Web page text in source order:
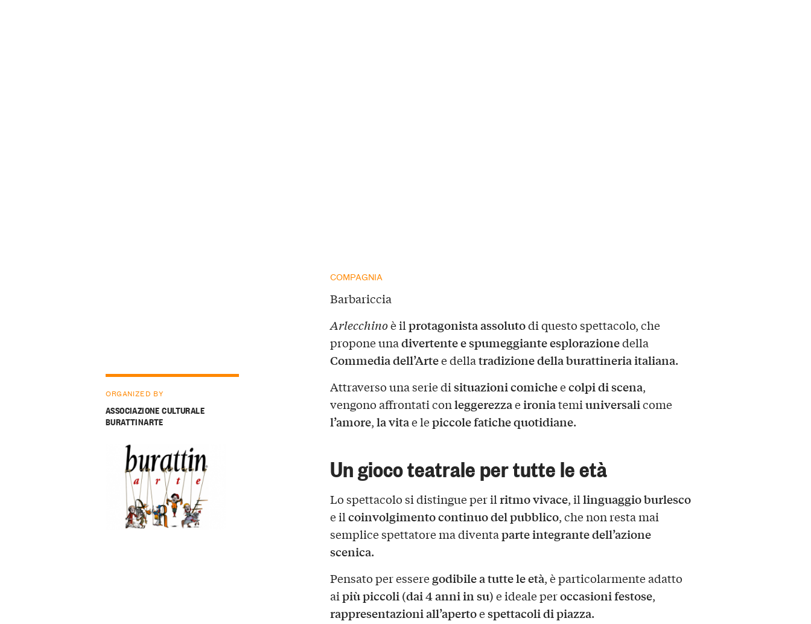
COMPAGNIA
Barbariccia
Arlecchinoè ilprotagonista assolutodi questo spettacolo, che
propone unadivertente e spumeggiante esplorazionedella
Commedia dell’Artee dellatradizione della burattineria italiana.
Attraverso una serie disituazioni comicheecolpi di scena,
vengono affrontati conleggerezzaeironiatemiuniversalicome
l’amore,la vitae lepiccole fatiche quotidiane.
Un gioco teatrale per tutte le età
Lo spettacolo si distingue per ilritmo vivace, illinguaggio burlesco
e ilcoinvolgimento continuo del pubblico, che non resta mai
semplice spettatore ma diventaparte integrante dell’azione
scenica.
Pensato per esseregodibile a tutte le età, è particolarmente adatto
aipiù piccoli (dai 4 anni in su)e ideale peroccasioni festose,
rappresentazioni all’apertoespettacoli di piazza.
ORGANIZED BY
ASSOCIAZIONE CULTURALE
BURATTINARTE